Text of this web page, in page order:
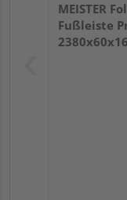
MEISTER
Fußleiste